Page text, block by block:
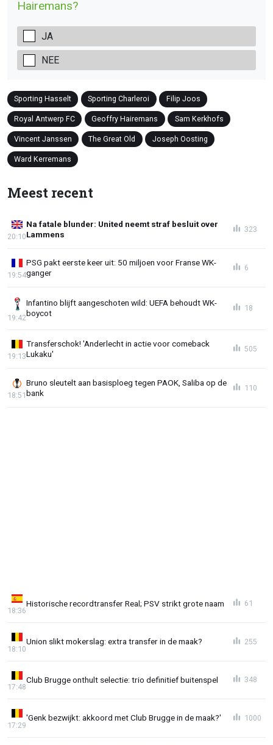
Hairemans?
JA
NEE
Sporting Hasselt Sporting Charleroi Filip Joos
Royal Antwerp FC Geoffry Hairemans Sam Kerkhofs
Vincent Janssen The Great Old Joseph Oosting
Ward Kerremans
Meest recent
Na fatale blunder: United neemt straf besluit over
Lammens
20:10
323
PSG pakt eerste keer uit: 50 miljoen voor Franse WK-
ganger
19:54
6
Infantino blijft aangeschoten wild: UEFA behoudt WK-
boycot
19:42
18
Transferschok! 'Anderlecht in actie voor comeback
Lukaku'
19:13
505
Bruno sleutelt aan basisploeg tegen PAOK, Saliba op de
bank
18:51
110
Historische recordtransfer Real; PSV strikt grote naam
18:36
61
Union slikt mokerslag: extra transfer in de maak?
18:10
255
Club Brugge onthult selectie: trio definitief buitenspel
17:48
348
'Genk bezwijkt: akkoord met Club Brugge in de maak?'
17:29
1000